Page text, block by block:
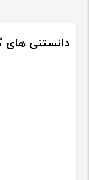
دانستنی های